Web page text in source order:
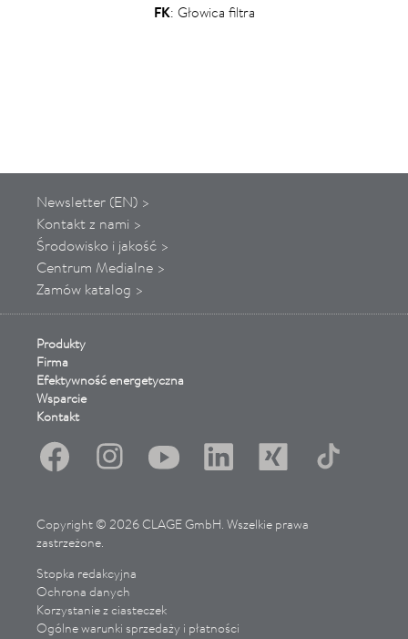
FK: Głowica filtra
Newsletter (EN) >
Kontakt z nami >
Środowisko i jakość >
Centrum Medialne >
Zamów katalog >
Produkty
Firma
Efektywność energetyczna
Wsparcie
Kontakt
Copyright © 2026 CLAGE GmbH. Wszelkie prawa
zastrzeżone.
Stopka redakcyjna
Ochrona danych
Korzystanie z ciasteczek
Ogólne warunki sprzedaży i płatności